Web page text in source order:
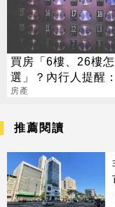
買房「6樓、26樓
選」？內行人提醒
事更重要
房產
推薦閱讀